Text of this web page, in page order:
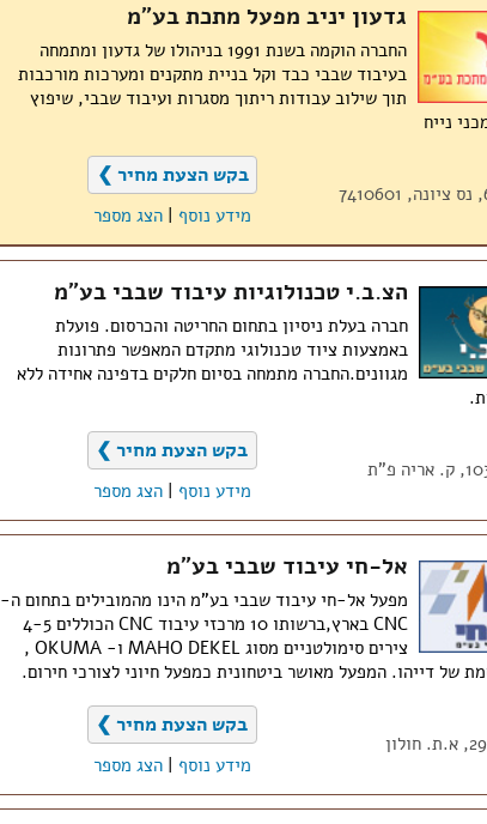
גדעון יניב מפעל מתכת בע"מ
החברה הוקמה בשנת 1991 בניהולו של גדעון ומתמחה
בעיבוד שבבי כבד וקל בניית מתקנים ומערכות מורכבות
תוך שילוב עבודות ריתוך מסגרות ועיבוד שבבי, שיפוץ
נייח
בקש הצעת מחיר ❯
מידע נוסף הצג מספר
הצ.ב.י טכנולוגיות עיבוד שבבי בע"מ
חברה בעלת ניסיון בתחום החריטה והכרסום. פועלת
באמצעות ציוד טכנולוגי מתקדם המאפשר פתרונות
מגוונים.החברה מתמחה בסיום חלקים בדפינה אחידה ללא
בקש הצעת מחיר ❯
מידע נוסף |הצג מספר
אל-חי עיבוד שבבי בע"מ
מפעל אל-חי עיבוד שבבי בע"מ הינו מהמובילים בתחום ה-
CNC בארץ,ברשותו 10 מרכזי עיבוד CNC הכוללים 4-5
צירים סימולטניים מסוג MAHO DEKEL ו- OKUMA ,
של דייהו. המפעל מאושר ביטחונית כמפעל חיוני לצורכי חירום.
בקש הצעת מחיר ❯
מידע נוסף |הצג מספר